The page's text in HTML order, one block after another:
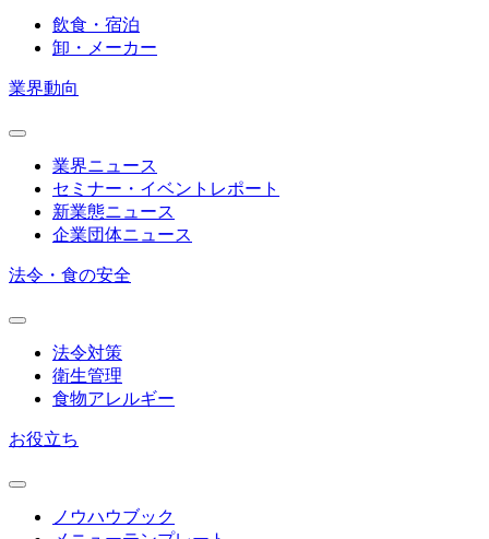
飲食・宿泊
卸・メーカー
業界動向
業界ニュース
セミナー・イベントレポート
新業態ニュース
企業団体ニュース
法令・食の安全
法令対策
衛生管理
食物アレルギー
お役立ち
ノウハウブック